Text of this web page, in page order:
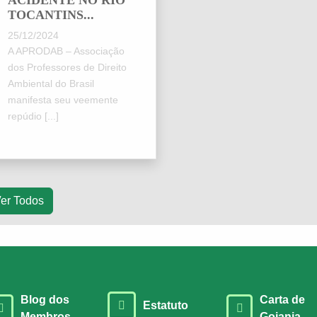
TOCANTINS...
25/12/2024
A APRODAB – Associação
dos Professores de Direito
Ambiental do Brasil
manifesta seu veemente
repúdio [...]
Todos
Blog dos
Estatuto
Carta de